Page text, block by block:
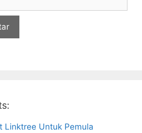
Linktree Untuk Pemula